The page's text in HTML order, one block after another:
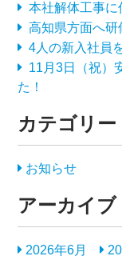
本社解体工事
高知県方面へ研
4人の新入社員
11月3日（祝）
た！
カテゴリー
お知らせ
アーカイブ
2026年6月